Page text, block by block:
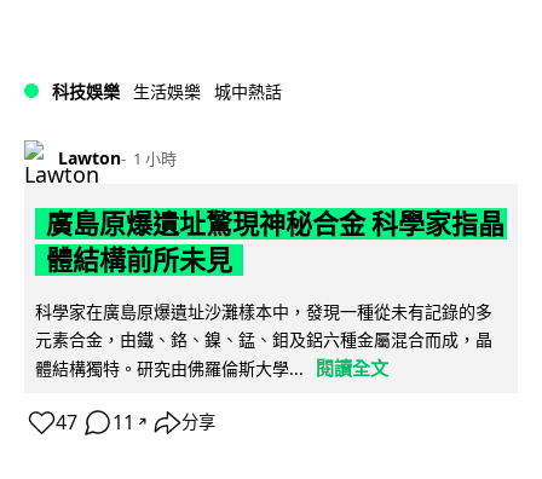
科技娛樂 生活娛樂 城中熱話
Lawton 1 小時
廣島原爆遺址驚現神秘合金 科學家指晶
體結構前所未見
科學家在廣島原爆遺址沙灘樣本中，發現一種從未有記錄的多
元素合金，由鐵、鉻、鎳、錳、鉬及鋁六種金屬混合而成，晶
體結構獨特。研究由佛羅倫斯大學...
閱讀全文
47 11 ↗ 分享